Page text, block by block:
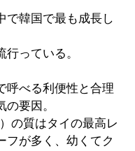
で韓国で最も成長し
っている。
呼べる利便性と合理
要因。
の質はタイの最高レ
フが多く、幼くてク